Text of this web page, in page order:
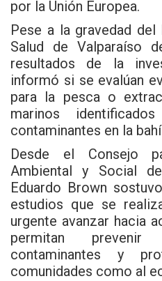
por la Unión Europea.
Pese a la gravedad
Salud de Valparaíso
resultados de la
informó si se evalúan
para la pesca o
marinos
contaminantes en la
Desde el Consejo
Ambiental y Social de
Eduardo Brown
estudios que se
urgente avanzar hacia
permitan prevenir
contaminantes y
comunidades como al